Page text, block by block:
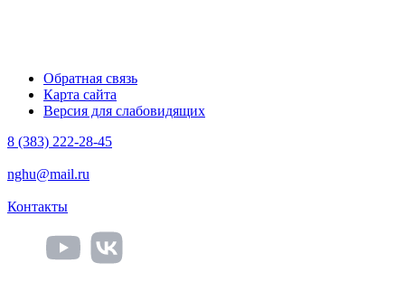
Обратная связь
Карта сайта
Версия для слабовидящих
8 (383) 222-28-45
nghu@mail.ru
Контакты